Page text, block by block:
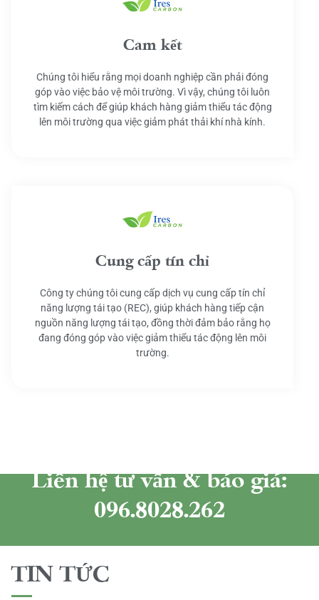
Cam kết
Chúng tôi hiểu rằng mọi doanh nghiệp cần phải đóng
góp vào việc bảo vệ môi trường. Vì vậy, chúng tôi luôn
tìm kiếm cách để giúp khách hàng giảm thiểu tác động
lên môi trường qua việc giảm phát thải khí nhà kính.
Cung cấp tín chỉ
Công ty chúng tôi cung cấp dịch vụ cung cấp tín chỉ
năng lượng tái tạo (REC), giúp khách hàng tiếp cận
nguồn năng lượng tái tạo, đồng thời đảm bảo rằng họ
đang đóng góp vào việc giảm thiểu tác động lên môi
trường.
Liên hệ tư vấn & báo giá:
096.8028.262
TIN TỨC